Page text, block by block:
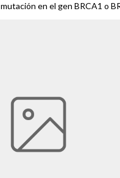
en el gen BRCA1 o